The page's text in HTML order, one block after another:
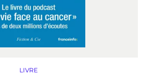
LIVRE